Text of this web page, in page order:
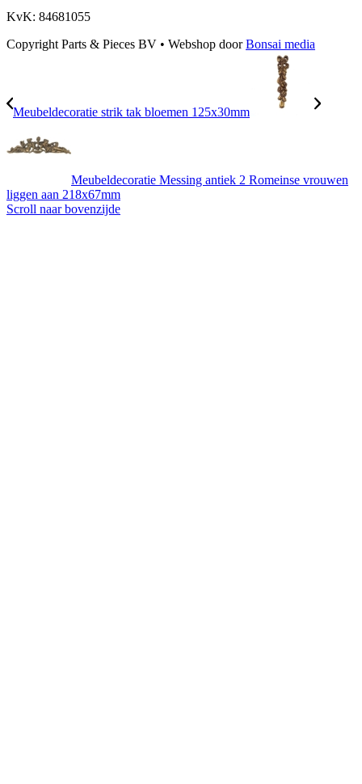
KvK: 84681055
Copyright Parts & Pieces BV • Webshop doorBonsai media
Meubeldecoratie strik tak bloemen 125x30mm
Meubeldecoratie Messing antiek 2 Romeinse vrouwen
liggen aan 218x67mm
Scroll naar bovenzijde